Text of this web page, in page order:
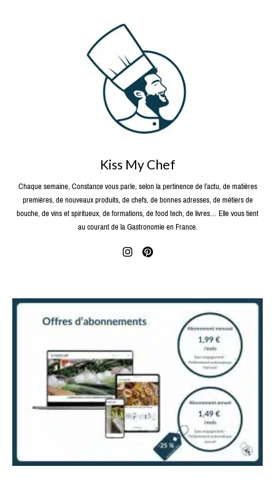
Kiss My Chef
Chaque semaine, Constance vous parle, selon la pertinence de l’actu, de matières
premières, de nouveaux produits, de chefs, de bonnes adresses, de métiers de
bouche, de vins et spiritueux, de formations, de food tech, de livres… Elle vous tient
au courant de la Gastronomie en France.